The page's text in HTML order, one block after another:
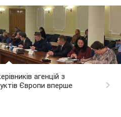
агенцій з
Європи вперше